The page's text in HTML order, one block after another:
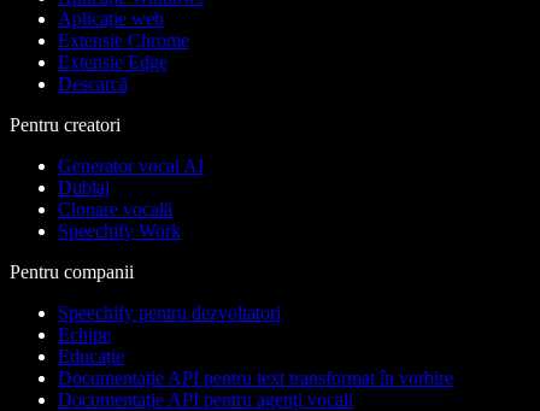
Aplicație web
Extensie Chrome
Extensie Edge
Descarcă
Pentru creatori
Generator vocal AI
Dublaj
Clonare vocală
Speechify Work
Pentru companii
Speechify pentru dezvoltatori
Echipe
Educație
Documentație API pentru text transformat în vorbire
Documentație API pentru agenți vocali